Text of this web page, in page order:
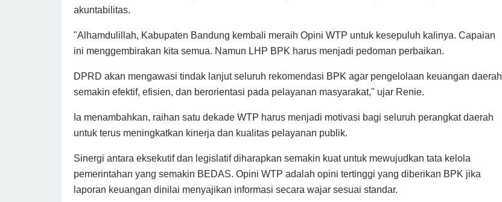
akuntabilitas.
"Alhamdulillah, Kabupaten Bandung kembali meraih Opini WTP untuk kesepuluh kalinya. Capaian
ini menggembirakan kita semua. Namun LHP BPK harus menjadi pedoman perbaikan.
DPRD akan mengawasi tindak lanjut seluruh rekomendasi BPK agar pengelolaan keuangan daerah
semakin efektif, efisien, dan berorientasi pada pelayanan masyarakat," ujar Renie.
Ia menambahkan, raihan satu dekade WTP harus menjadi motivasi bagi seluruh perangkat daerah
untuk terus meningkatkan kinerja dan kualitas pelayanan publik.
Sinergi antara eksekutif dan legislatif diharapkan semakin kuat untuk mewujudkan tata kelola
pemerintahan yang semakin BEDAS. Opini WTP adalah opini tertinggi yang diberikan BPK jika
laporan keuangan dinilai menyajikan informasi secara wajar sesuai standar.